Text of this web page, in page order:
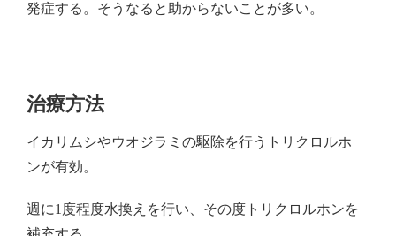
発症する。そうなると助からないことが多い。
治療方法
イカリムシやウオジラミの駆除を行うトリクロルホ
ンが有効。
週に1度程度水換えを行い、その度トリクロルホンを